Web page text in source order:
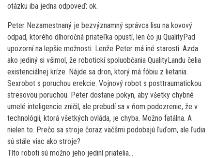
otázku iba jedna odpoveď: ok.
Peter Nezamestnaný je bezvýznamný správca lisu na kovový
odpad, ktorého dlhoročná priateľka opustí, len čo ju QualityPad
upozorní na lepšie možnosti. Lenže Peter má iné starosti. Azda
ako jediný si všimol, že robotickí spoluobčania QualityLandu čelia
existenciálnej kríze. Nájde sa dron, ktorý má fóbiu z lietania.
Sexrobot s poruchou erekcie. Vojnový robot s posttraumatickou
stresovou poruchou. Peter dostane pokyn, aby všetky chybné
umelé inteligencie zničil, ale prebudí sa v ňom podozrenie, že v
technológii, ktorá všetkých ovláda, je chyba. Možno fatálna. A
nielen to. Prečo sa stroje čoraz väčšmi podobajú ľuďom, ale ľudia
sú stále viac ako stroje?
Títo roboti sú možno jeho jediní priatelia…